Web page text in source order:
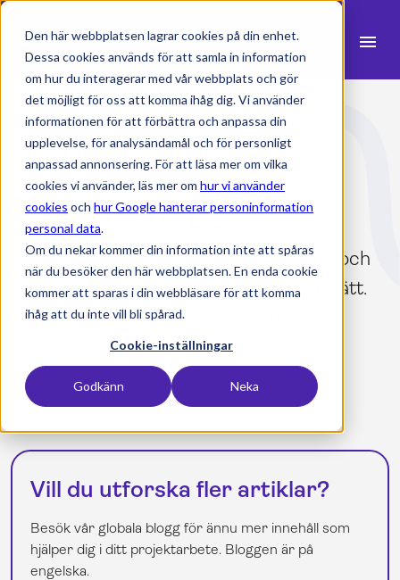
Den här webbplatsen lagrar cookies på din enhet.
Dessa cookies används för att samla in information
om hur du interagerar med vår webbplats och gör
det möjligt för oss att komma ihåg dig. Vi använder
informationen för att förbättra och anpassa din
upplevelse, för analysändamål och för personligt
anpassad annonsering. För att läsa mer om vilka
cookies vi använder, läs mer om hur vi använder
cookies och hur Google hanterar personinformation
personal data.
Om du nekar kommer din information inte att spåras
när du besöker den här webbplatsen. En enda cookie
kommer att sparas i din webbläsare för att komma
ihåg att du inte vill bli spårad.
Cookie-inställningar
Godkänn Neka
menu
Produkter
Branscher
Resurser
Integrationer
search
language
Svenska
English
Français
Nederlands
Norsk
Logga in
Nyheter och artiklar
Milient blogg
Vill du lära dig mer om projektledning och
allt vad det innebär? Då har du hittat rätt.
Vi har hållit på med projektledning i
många decennier och delar gärna med
oss ​​av vår expertis!
Vill du utforska fler artiklar?
Besök vår globala blogg för ännu mer innehåll som
hjälper dig i ditt projektarbete. Bloggen är på
engelska.